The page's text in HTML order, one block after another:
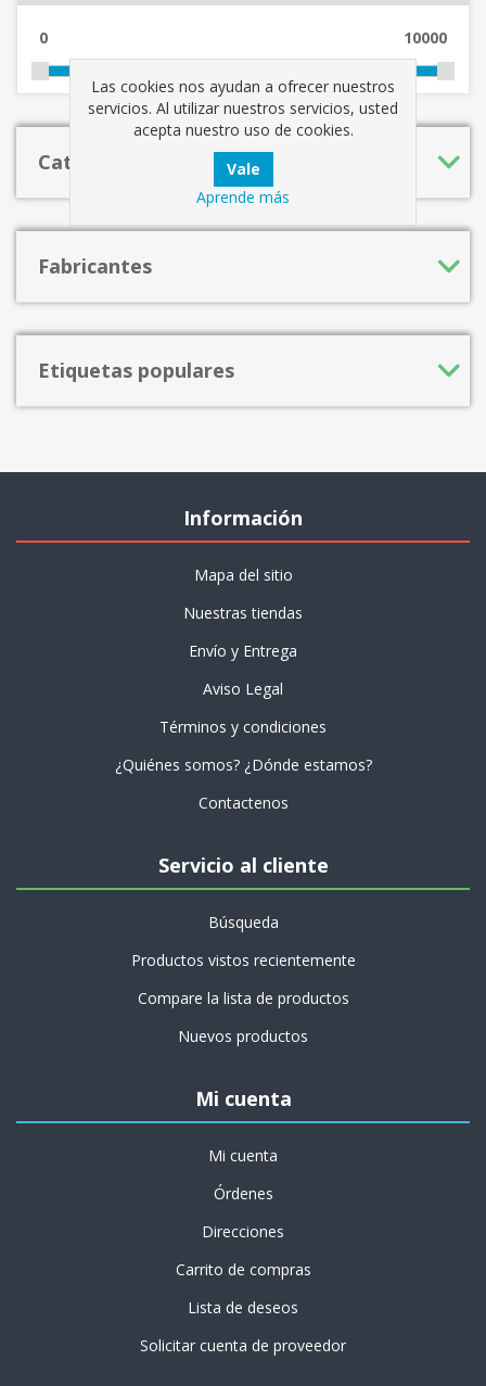
0 10000
Categorías
Fabricantes
Etiquetas populares
Información
Mapa del sitio
Nuestras tiendas
Envío y Entrega
Aviso Legal
Términos y condiciones
¿Quiénes somos? ¿Dónde estamos?
Contactenos
Servicio al cliente
Búsqueda
Productos vistos recientemente
Compare la lista de productos
Nuevos productos
Mi cuenta
Mi cuenta
Órdenes
Direcciones
Carrito de compras
Lista de deseos
Solicitar cuenta de proveedor
Las cookies nos ayudan a ofrecer nuestros
servicios. Al utilizar nuestros servicios, usted
acepta nuestro uso de cookies.
Aprende más